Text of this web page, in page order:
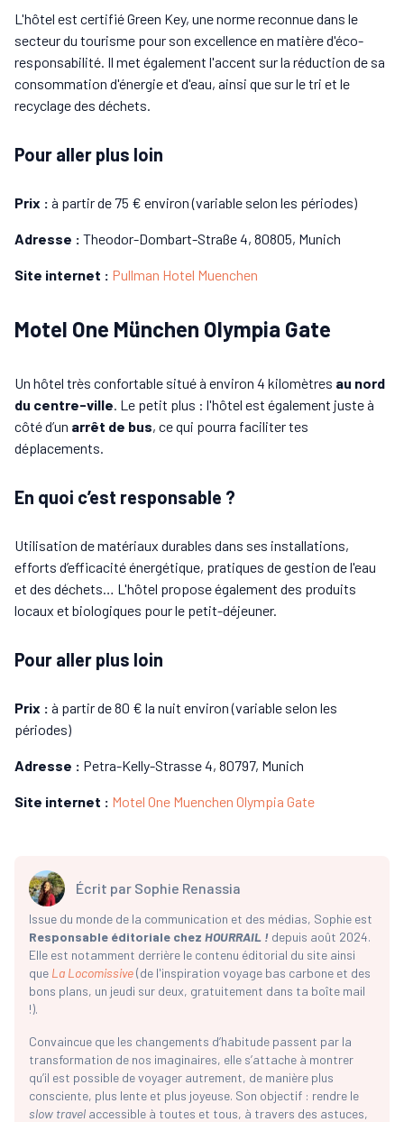
L'hôtel est certifié Green Key, une norme reconnue dans le
secteur du tourisme pour son excellence en matière d'éco-
responsabilité. Il met également l'accent sur la réduction de sa
consommation d'énergie et d'eau, ainsi que sur le tri et le
recyclage des déchets.
Pour aller plus loin
Prix : à partir de 75 € environ (variable selon les périodes)
Adresse : Theodor-Dombart-Straße 4, 80805, Munich
Site internet : Pullman Hotel Muenchen
Motel One München Olympia Gate
Un hôtel très confortable situé à environ 4 kilomètres au nord
du centre-ville. Le petit plus : l'hôtel est également juste à
côté d’un arrêt de bus, ce qui pourra faciliter tes
déplacements.
En quoi c’est responsable ?
Utilisation de matériaux durables dans ses installations,
efforts d’efficacité énergétique, pratiques de gestion de l'eau
et des déchets… L'hôtel propose également des produits
locaux et biologiques pour le petit-déjeuner.
Pour aller plus loin
Prix : à partir de 80 € la nuit environ (variable selon les
périodes)
Adresse : Petra-Kelly-Strasse 4, 80797, Munich
Site internet : Motel One Muenchen Olympia Gate
Écrit par Sophie Renassia
Issue du monde de la communication et des médias, Sophie est
Responsable éditoriale chez HOURRAIL ! depuis août 2024.
Elle est notamment derrière le contenu éditorial du site ainsi
que La Locomissive(de l'inspiration voyage bas carbone et des
bons plans, un jeudi sur deux, gratuitement dans ta boîte mail
!).
Convaincue que les changements d’habitude passent par la
transformation de nos imaginaires, elle s’attache à montrer
qu’il est possible de voyager autrement, de manière plus
consciente, plus lente et plus joyeuse. Son objectif : rendre le
slow travel accessible à toutes et tous, à travers des astuces,